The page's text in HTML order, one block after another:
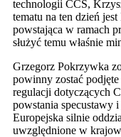
technologii CCS,
tematu na ten dzień
powstająca w ramach
służyć temu właśnie
Grzegorz Pokrzywka
powinny zostać
regulacji dotyczących
powstania specustawy
Europejska silnie
uwzględnione w